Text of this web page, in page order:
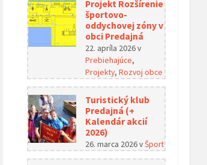
Projekt Rozšírenie
športovo-
oddychovej zóny v
obci Predajná
22. apríla 2026v
Prebiehajúce,
Projekty, Rozvoj obce
Turistický klub
Predajná (+
Kalendár akcií
2026)
26. marca 2026vŠport